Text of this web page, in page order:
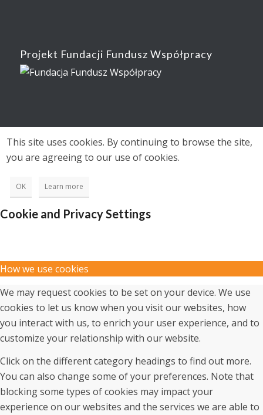
Projekt Fundacji Fundusz Współpracy
This site uses cookies. By continuing to browse the site,
you are agreeing to our use of cookies.
OK Learn more
Cookie and Privacy Settings
How we use cookies
We may request cookies to be set on your device. We use
cookies to let us know when you visit our websites, how
you interact with us, to enrich your user experience, and to
customize your relationship with our website.
Click on the different category headings to find out more.
You can also change some of your preferences. Note that
blocking some types of cookies may impact your
experience on our websites and the services we are able to